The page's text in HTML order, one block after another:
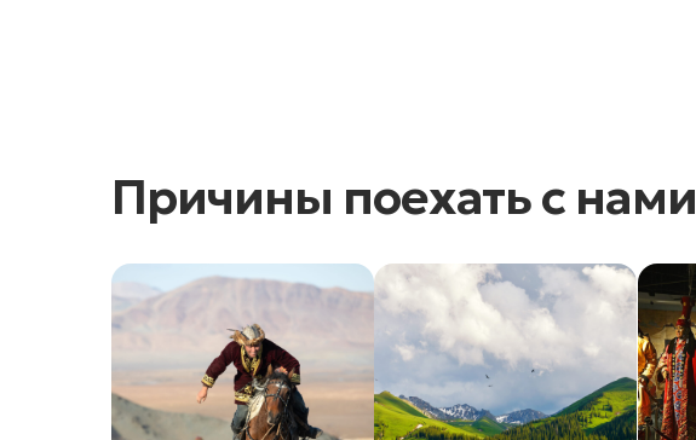
Причины поехать с нами